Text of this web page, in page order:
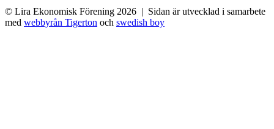
© Lira Ekonomisk Förening 2026 | Sidan är utvecklad i samarbete
med webbyrån Tigerton och swedish boy